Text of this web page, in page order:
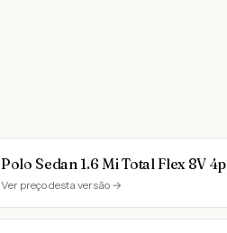
Polo Sedan 1.6 Mi Total Flex 8V 4p
Ver preço desta versão →